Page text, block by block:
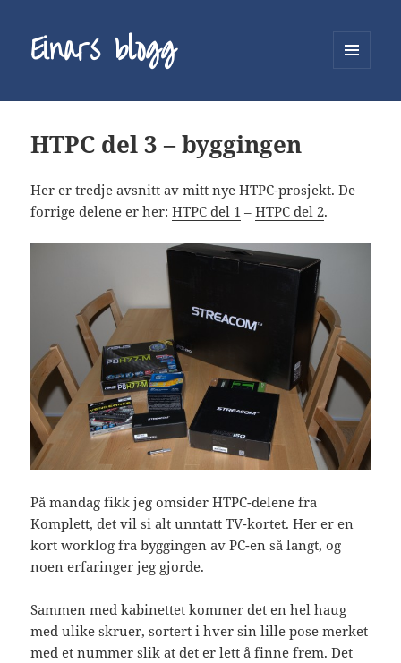
Einars blogg
WIDGETER
HTPC del 3 – byggingen
Her er tredje avsnitt av mitt nye HTPC-prosjekt. De
forrige delene er her:HTPC del 1 –HTPC del 2.
På mandag fikk jeg omsider HTPC-delene fra
Komplett, det vil si alt unntatt TV-kortet. Her er en
kort worklog fra byggingen av PC-en så langt, og
noen erfaringer jeg gjorde.
Sammen med kabinettet kommer det en hel haug
med ulike skruer, sortert i hver sin lille pose merket
med et nummer slik at det er lett å finne frem. Det